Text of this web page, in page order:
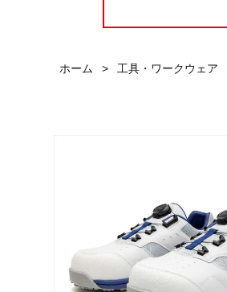
ホーム > 工具・ワークウェア